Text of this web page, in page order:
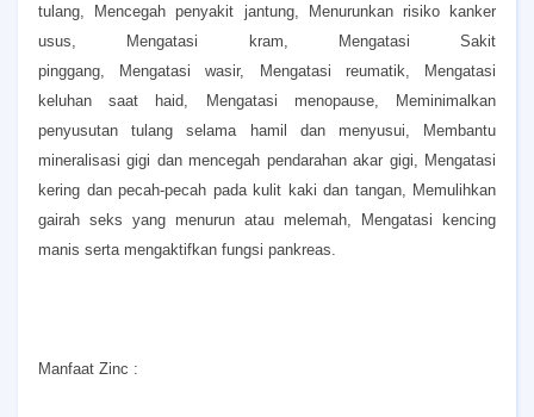
tulang, Mencegah penyakit jantung, Menurunkan risiko kanker
usus, Mengatasi kram, Mengatasi Sakit
pinggang, Mengatasi wasir, Mengatasi reumatik, Mengatasi
keluhan saat haid, Mengatasi menopause, Meminimalkan
penyusutan tulang selama hamil dan menyusui, Membantu
mineralisasi gigi dan mencegah pendarahan akar gigi, Mengatasi
kering dan pecah-pecah pada kulit kaki dan tangan, Memulihkan
gairah seks yang menurun atau melemah, Mengatasi kencing
manis serta mengaktifkan fungsi pankreas.
Manfaat Zinc :